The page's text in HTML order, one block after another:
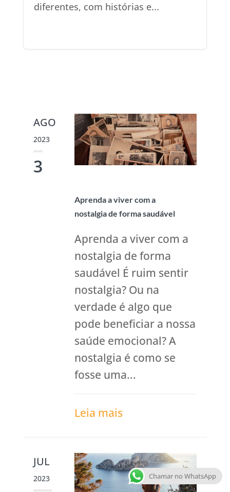
diferentes, com histórias e...
AGO
2023
3
Aprenda a viver com a
nostalgia de forma saudável
Aprenda a viver com a
nostalgia de forma
saudável É ruim sentir
nostalgia? Ou na
verdade é algo que
pode beneficiar a nossa
saúde emocional? A
nostalgia é como se
fosse uma...
Leia mais
JUL
2023 Chamar no WhatsApp